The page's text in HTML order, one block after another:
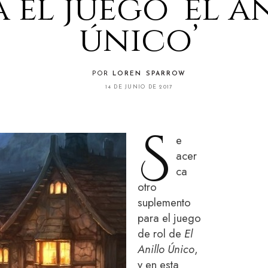
el juego ‘el
único’
POR LOREN SPARROW
14 DE JUNIO DE 2017
S e
acer
ca
otro
suplemento
para el juego
de rol de El
Anillo Único,
y en esta